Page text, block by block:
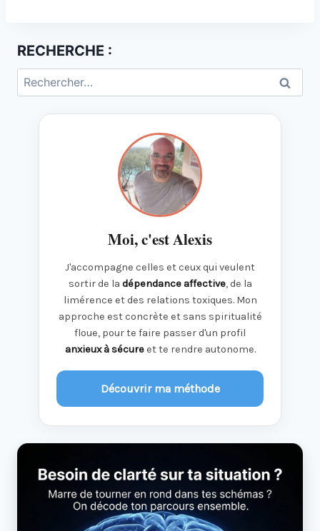
RECHERCHE :
Rechercher :
Moi, c'est Alexis
J'accompagne celles et ceux qui veulent
sortir de la dépendance affective, de la
limérence et des relations toxiques. Mon
approche est concrète et sans spiritualité
floue, pour te faire passer d'un profil
anxieux à sécureet te rendre autonome.
Découvrir ma méthode